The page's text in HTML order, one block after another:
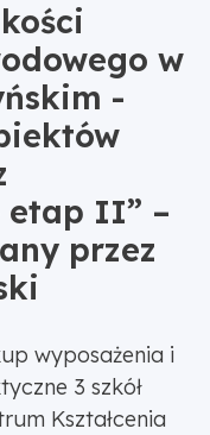
w
-
etap II” –
przez
wyposażenia i
3 szkół
Kształcenia